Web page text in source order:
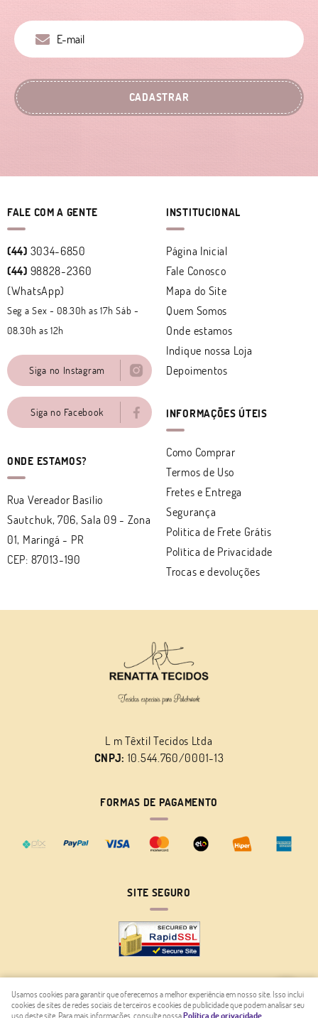
CADASTRAR
FALE COM A GENTE
(44) 3034-6850
(44) 98828-2360
(WhatsApp)
Seg a Sex - 08.30h as 17h Sáb -
08.30h as 12h
Siga no Instagram
Siga no Facebook
ONDE ESTAMOS?
Rua Vereador Basílio
Sautchuk, 706, Sala 09 - Zona
01, Maringá - PR
CEP: 87013-190
INSTITUCIONAL
Página Inicial
Fale Conosco
Mapa do Site
Quem Somos
Onde estamos
Indique nossa Loja
Depoimentos
INFORMAÇÕES ÚTEIS
Como Comprar
Termos de Uso
Fretes e Entrega
Segurança
Politica de Frete Grátis
Política de Privacidade
Trocas e devoluções
L m Têxtil Tecidos Ltda
CNPJ: 10.544.760/0001-13
FORMAS DE PAGAMENTO
SITE SEGURO
LOJA VIRTUAL CRIADA POR
Usamos cookies para garantir que oferecemos a melhor experiência em nosso site. Isso inclui
cookies de sites de redes sociais de terceiros e cookies de publicidade que podem analisar seu
uso deste site. Para mais informações, consulte nossaPolítica de privacidade